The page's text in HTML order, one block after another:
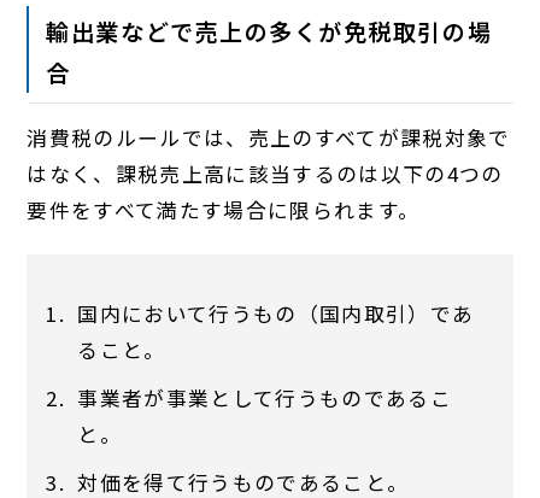
輸出業などで売上の多くが免税取引の場
合
消費税のルールでは、売上のすべてが課税対象で
はなく、課税売上高に該当するのは以下の4つの
要件をすべて満たす場合に限られます。
国内において行うもの（国内取引）であ
ること。
事業者が事業として行うものであるこ
と。
対価を得て行うものであること。